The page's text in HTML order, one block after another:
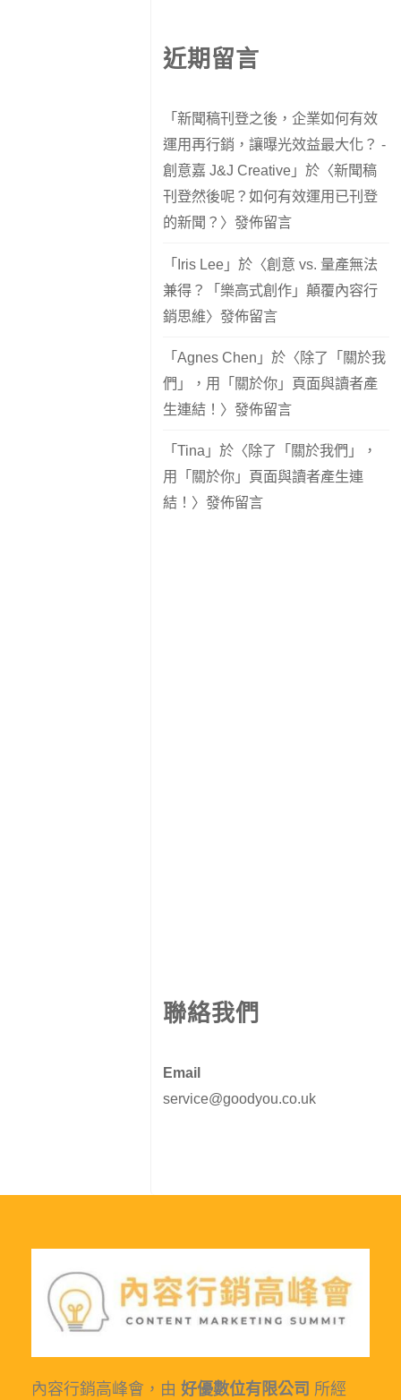
近期留言
「新聞稿刊登之後，企業如何有效
運用再行銷，讓曝光效益最大化？ -
創意嘉 J&J Creative 」於〈新聞稿
刊登然後呢？如何有效運用已刊登
的新聞？ 〉發佈留言
「 Iris Lee 」於〈創意 vs. 量產無法
兼得？「樂高式創作」顛覆內容行
銷思維〉發佈留言
「Agnes Chen 」於〈除了「關於我
們」，用「關於你」頁面與讀者產
生連結！ 〉發佈留言
「Tina 」於〈除了「關於我們」，
用「關於你」頁面與讀者產生連
結！ 〉發佈留言
聯絡我們
Email
service@goodyou.co.uk
內容行銷高峰會，由 好優數位有限公司 所經